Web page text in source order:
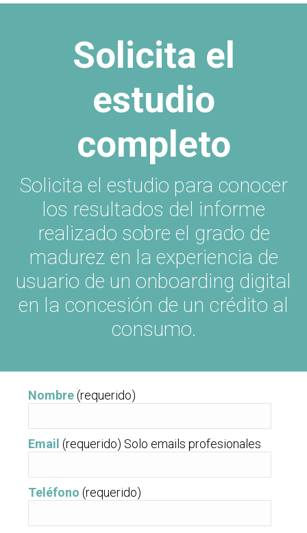
Solicita el
estudio
completo
Solicita el estudio para conocer
los resultados del informe
realizado sobre el grado de
madurez en la experiencia de
usuario de un onboarding digital
en la concesión de un crédito al
consumo.
Nombre(requerido)
Email (requerido) Solo emails profesionales
Teléfono (requerido)